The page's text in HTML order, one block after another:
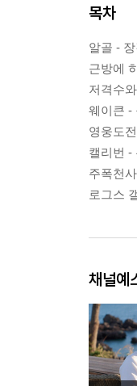
목차
알골 -
근방에
저격수
웨이큰 -
영웅도
캘리번 -
주폭천
로그스
채널예